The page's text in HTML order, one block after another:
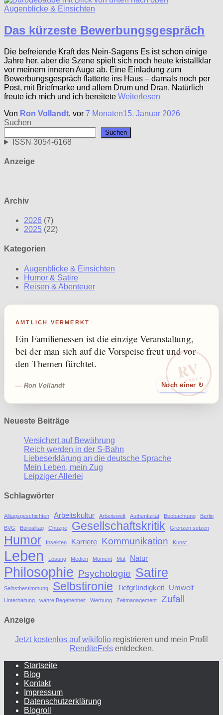
Augenblicke & Einsichten
Das kürzeste Bewerbungsgespräch
Die befreiende Kraft des Nein-Sagens Es ist schon einige
Jahre her, aber die Szene spielt sich noch heute kristallklar
vor meinem inneren Auge ab. Eine Einladung zum
Bewerbungsgespräch flatterte ins Haus – damals noch per
Post, mit Briefmarke und allem Drum und Dran. Natürlich
freute ich mich und ich bereitete Weiterlesen
Von Ron Vollandt, vor 7 Monaten15. Januar 2026
Suchen
Suchen
ISSN 3054-6168
Anzeige
Archiv
2026 (7)
2025 (22)
Kategorien
Augenblicke & Einsichten
Humor & Satire
Reisen & Abenteuer
RV
GEPRÜFT
AMTLICH VERMERKT
Ein Familienessen ist die einzige Veranstaltung,
bei der man sich auf die Vorspeise freut und vor
den Themen fürchtet.
— Ron Vollandt Noch einer ↻
Neueste Beiträge
Versichert auf Bewährung
Reich werden in der S-Bahn
Liebeserklärung an die deutsche Sprache
Mein Leben, mein Zug
Leipziger Allerlei
Schlagwörter
Alltagsgeschichten Arbeitskultur Arbeitswelt Authentizität Beobachtung
Berlin
BVG
Büroalltag Chuzpe Gesellschaftskritik Grenzen setzen
Humor Insekten Karriere Kommunikation Kunst
Leben Lösung Medien Moment Mut Natur
Philosophie Psychologie Satire
Selbstbestimmung Selbstironie Tiefgründigkeit Umwelt
Unterhaltung wahre Begebenheit Werbung Zeitmanagement Zufall
Anzeige
Jetzt kostenlos auf wikifolio registrieren und mein Profil
RenditeFelsentdecken.
Startseite
Blog
Kontakt
Impressum
Datenschutzerklärung
Blogroll